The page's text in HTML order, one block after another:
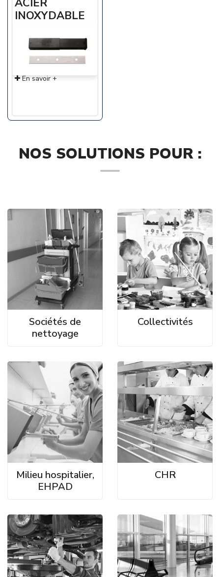
ACIER
INOXYDABLE
GRATTOIR A
VITRES /
ENB10
En savoir +
NOS SOLUTIONS POUR :
Sociétés de
nettoyage
Collectivités
Milieu hospitalier,
EHPAD
CHR